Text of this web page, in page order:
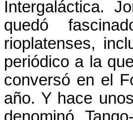
Intergaláctica.
quedó
rioplatenses,
periódico a la
conversó en el
año. Y hace
denominó